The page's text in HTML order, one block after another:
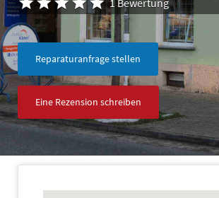
Reparaturanfrage stellen
Eine Rezension schreiben